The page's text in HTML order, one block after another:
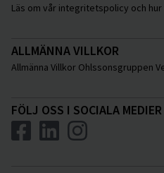
Läs om vår integritetspolicy och
ALLMÄNNA VILLKOR
Allmänna Villkor Ohlssonsgruppen
FÖLJ OSS I SOCIALA MEDIER